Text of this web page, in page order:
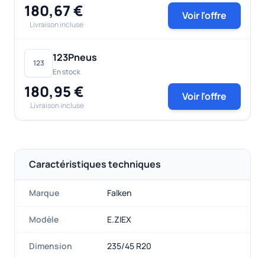
180,67 €
Livraison incluse
Voir l'offre
123 123Pneus
En stock
180,95 €
Livraison incluse
Voir l'offre
Caractéristiques techniques
Marque Falken
Modèle E.ZIEX
Dimension 235/45 R20